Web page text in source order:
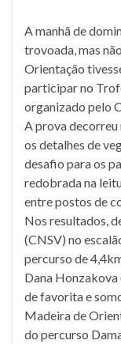
A manhã de
trovoada, mas
Orientação
participar no
organizado pelo
A prova decorreu
os detalhes de
desafio para os
redobrada na
entre postos de
Nos resultados,
(CNSV) no
percurso de
Dana
de favorita e
Madeira de
do percurso